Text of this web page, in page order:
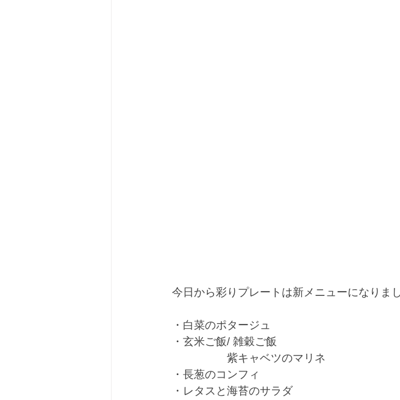
今日から彩りプレートは新メニューになりまし
・白菜のポタージュ
・玄米ご飯/ 雑穀ご飯
紫キャベツのマリネ
・長葱のコンフィ
・レタスと海苔のサラダ